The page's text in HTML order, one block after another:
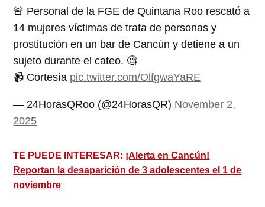
🚨 Personal de la FGE de Quintana Roo rescató a
14 mujeres víctimas de trata de personas y
prostitución en un bar de Cancún y detiene a un
sujeto durante el cateo. 🧐
📹 Cortesía pic.twitter.com/OlfgwaYaRE
— 24HorasQRoo (@24HorasQR) November 2,
2025
TE PUEDE INTERESAR: ¡Alerta en Cancún!
Reportan la desaparición de 3 adolescentes el 1 de
noviembre